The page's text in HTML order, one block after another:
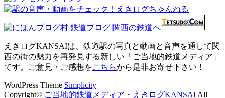
えきログKANSAIは、鉄道駅の写真と動画と音声を通して関
西の街の魅力を再発見する新しい「ご当地的鉄道メディア」
です。ご意見・ご感想をこちらから是非お寄せ下さい！
WordPress Theme Simplicity
Copyright© ご当地的鉄道メディア・えきログKANSAI All